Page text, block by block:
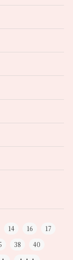
14 16
17
38
40